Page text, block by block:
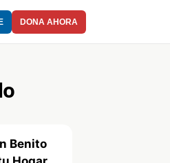
DONA AHORA
Benito